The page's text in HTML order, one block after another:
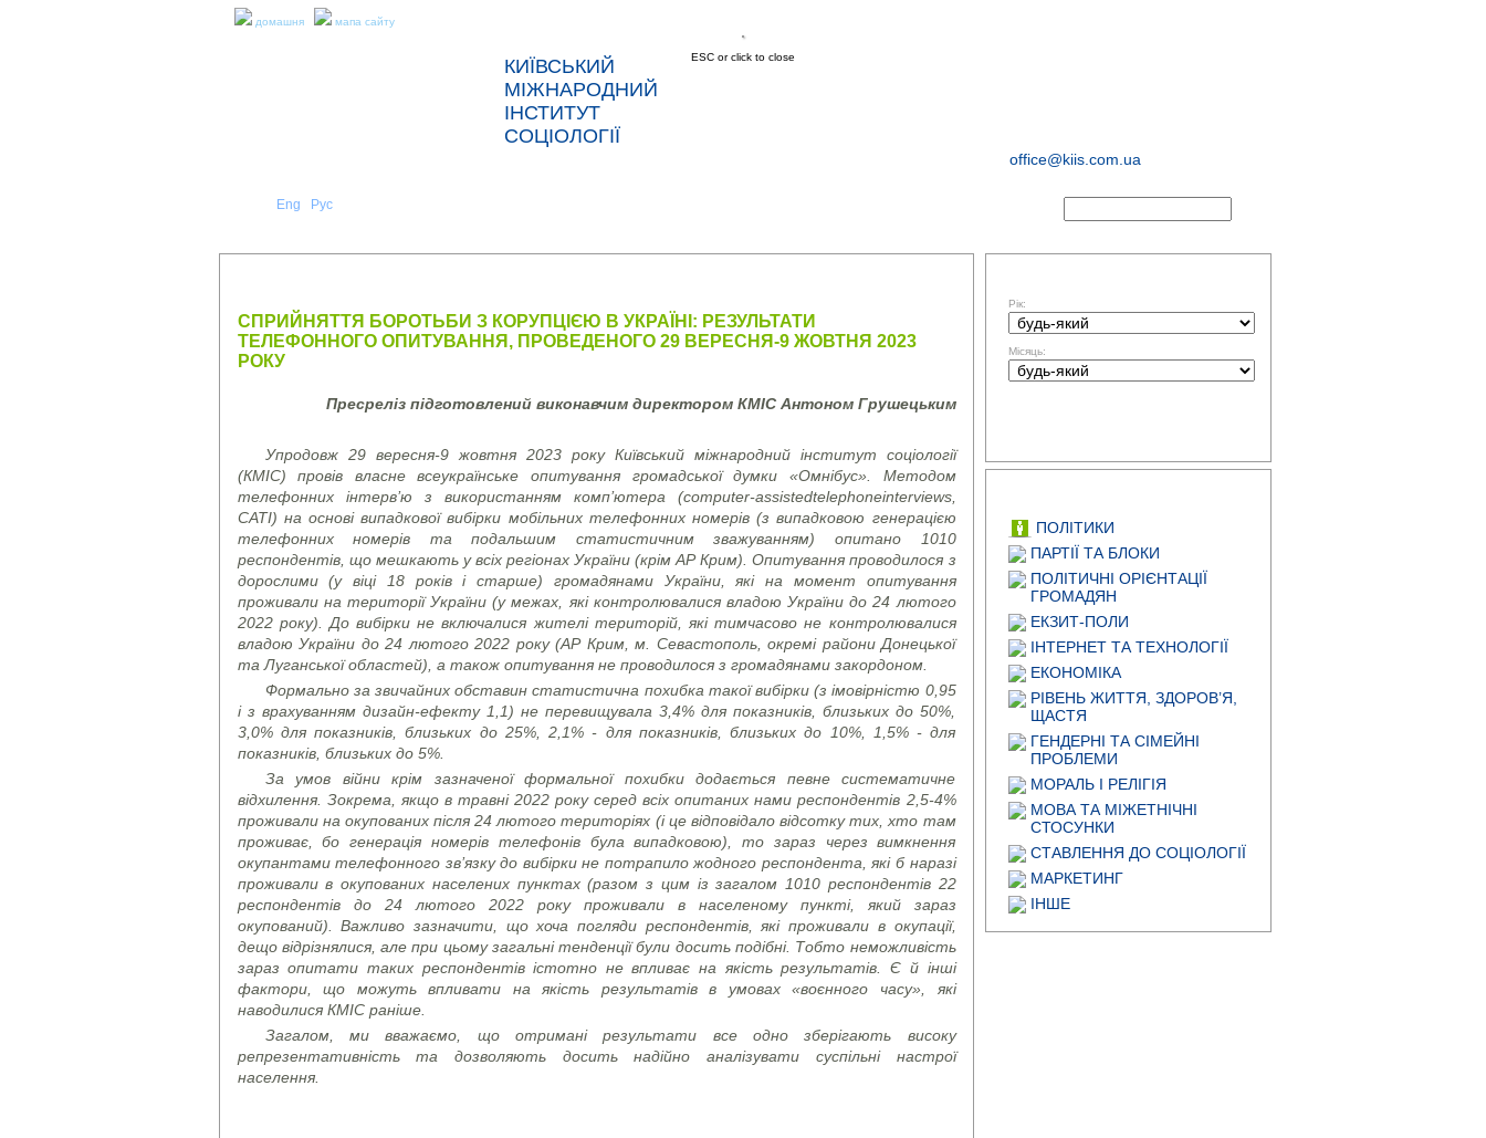
домашня мапа сайту
КИЇВСЬКИЙ
МІЖНАРОДНИЙ
ІНСТИТУТ
СОЦІОЛОГІЇ
office@kiis.com.ua
Eng Рус
ESC or click to close
СПРИЙНЯТТЯ БОРОТЬБИ З КОРУПЦІЄЮ В УКРАЇНІ: РЕЗУЛЬТАТИ
ТЕЛЕФОННОГО ОПИТУВАННЯ, ПРОВЕДЕНОГО 29 ВЕРЕСНЯ-9 ЖОВТНЯ 2023
РОКУ
Пресреліз підготовлений виконавчим директором КМІС Антоном Грушецьким
Упродовж 29 вересня-9 жовтня 2023 року Київський міжнародний інститут соціології
(КМІС) провів власне всеукраїнське опитування громадської думки «Омнібус». Методом
телефонних інтерв’ю з використанням комп’ютера (computer-assistedtelephoneinterviews,
CATI) на основі випадкової вибірки мобільних телефонних номерів (з випадковою генерацією
телефонних номерів та подальшим статистичним зважуванням) опитано 1010
респондентів, що мешкають у всіх регіонах України (крім АР Крим). Опитування проводилося з
дорослими (у віці 18 років і старше) громадянами України, які на момент опитування
проживали на території України (у межах, які контролювалися владою України до 24 лютого
2022 року). До вибірки не включалися жителі територій, які тимчасово не контролювалися
владою України до 24 лютого 2022 року (АР Крим, м. Севастополь, окремі райони Донецької
та Луганської областей), а також опитування не проводилося з громадянами закордоном.
Формально за звичайних обставин статистична похибка такої вибірки (з імовірністю 0,95
і з врахуванням дизайн-ефекту 1,1) не перевищувала 3,4% для показників, близьких до 50%,
3,0% для показників, близьких до 25%, 2,1% - для показників, близьких до 10%, 1,5% - для
показників, близьких до 5%.
За умов війни крім зазначеної формальної похибки додається певне систематичне
відхилення. Зокрема, якщо в травні 2022 року серед всіх опитаних нами респондентів 2,5-4%
проживали на окупованих після 24 лютого територіях (і це відповідало відсотку тих, хто там
проживає, бо генерація номерів телефонів була випадковою), то зараз через вимкнення
окупантами телефонного зв’язку до вибірки не потрапило жодного респондента, які б наразі
проживали в окупованих населених пунктах(разом з цим із загалом 1010 респондентів 22
респондентів до 24 лютого 2022 року проживали в населеному пункті, який зараз
окупований) . Важливо зазначити, що хоча погляди респондентів, які проживали в окупації,
дещо відрізнялися, але при цьому загальні тенденції були досить подібні. Тобто неможливість
зараз опитати таких респондентів істотно не впливає на якість результатів. Є й інші
фактори, що можуть впливати на якість результатів в умовах «воєнного часу», які
наводилися КМІС раніше.
Загалом, ми вважаємо, що отримані результати все одно зберігають високу
репрезентативність та дозволяють досить надійно аналізувати суспільні настрої
населення.
Рік:
Місяць:
ПОЛІТИКИ
ПАРТІЇ ТА БЛОКИ
ПОЛІТИЧНІ ОРІЄНТАЦІЇ
ГРОМАДЯН
ЕКЗИТ-ПОЛИ
ІНТЕРНЕТ ТА ТЕХНОЛОГІЇ
ЕКОНОМІКА
РІВЕНЬ ЖИТТЯ, ЗДОРОВ’Я,
ЩАСТЯ
ГЕНДЕРНІ ТА СІМЕЙНІ
ПРОБЛЕМИ
МОРАЛЬ І РЕЛІГІЯ
МОВА ТА МІЖЕТНІЧНІ
СТОСУНКИ
СТАВЛЕННЯ ДО СОЦІОЛОГІЇ
МАРКЕТИНГ
ІНШЕ